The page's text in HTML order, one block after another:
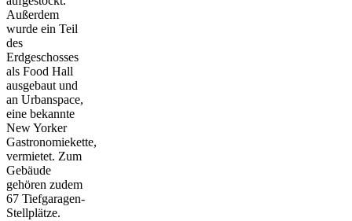
Außerdem
wurde ein Teil
des
Erdgeschosses
als Food Hall
ausgebaut und
an Urbanspace,
eine bekannte
New Yorker
Gastronomiekette,
vermietet. Zum
Gebäude
gehören zudem
67 Tiefgaragen-
Stellplätze.